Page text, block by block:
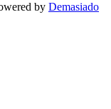
by Demasiado